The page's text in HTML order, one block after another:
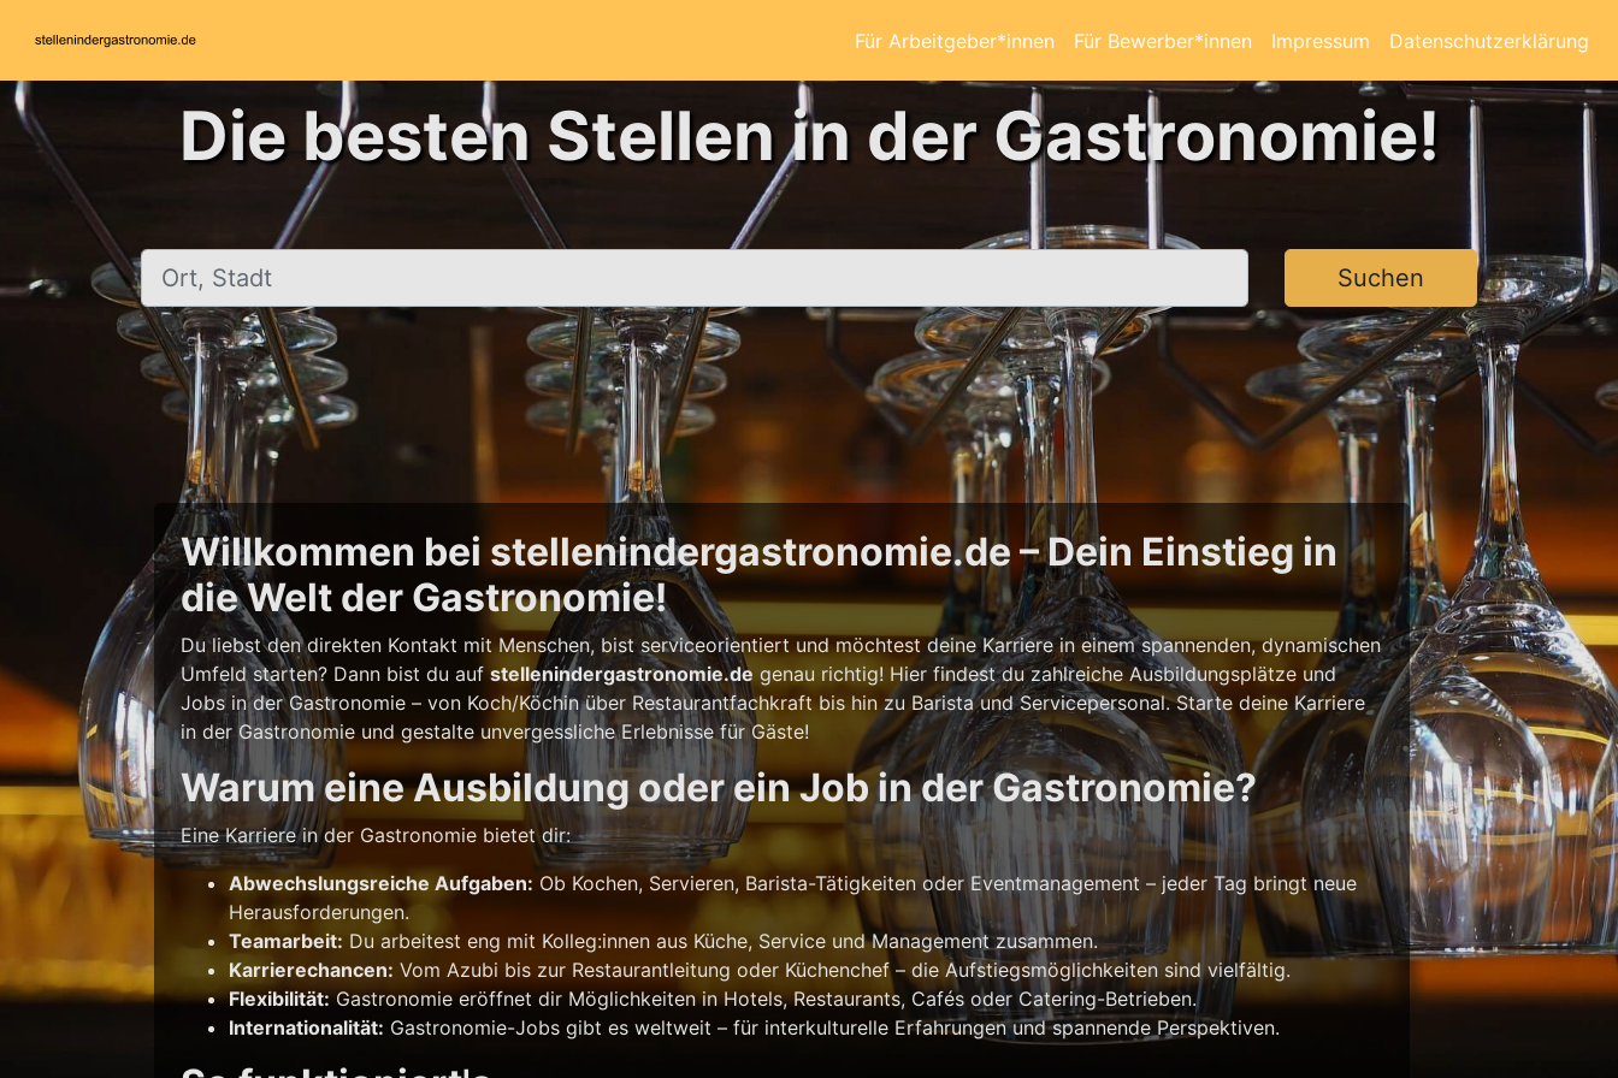
Für Arbeitgeber*innen Für Bewerber*innen Impressum Datenschutzerklärung
Die besten Stellen in der Gastronomie!
Ort, Stadt Suchen
Willkommen bei stellenindergastronomie.de – Dein Einstieg in
die Welt der Gastronomie!
Du liebst den direkten Kontakt mit Menschen, bist serviceorientiert und möchtest deine Karriere in einem spannenden, dynamischen
Umfeld starten? Dann bist du aufstellenindergastronomie.de genau richtig! Hier findest du zahlreiche Ausbildungsplätze und
Jobs in der Gastronomie – von Koch/Köchin über Restaurantfachkraft bis hin zu Barista und Servicepersonal. Starte deine Karriere
in der Gastronomie und gestalte unvergessliche Erlebnisse für Gäste!
Warum eine Ausbildung oder ein Job in der Gastronomie?
Eine Karriere in der Gastronomie bietet dir:
Abwechslungsreiche Aufgaben: Ob Kochen, Servieren, Barista-Tätigkeiten oder Eventmanagement – jeder Tag bringt neue
Herausforderungen.
Teamarbeit: Du arbeitest eng mit Kolleg:innen aus Küche, Service und Management zusammen.
Karrierechancen: Vom Azubi bis zur Restaurantleitung oder Küchenchef – die Aufstiegsmöglichkeiten sind vielfältig.
Flexibilität:Gastronomie eröffnet dir Möglichkeiten in Hotels, Restaurants, Cafés oder Catering-Betrieben.
Internationalität: Gastronomie-Jobs gibt es weltweit – für interkulturelle Erfahrungen und spannende Perspektiven.